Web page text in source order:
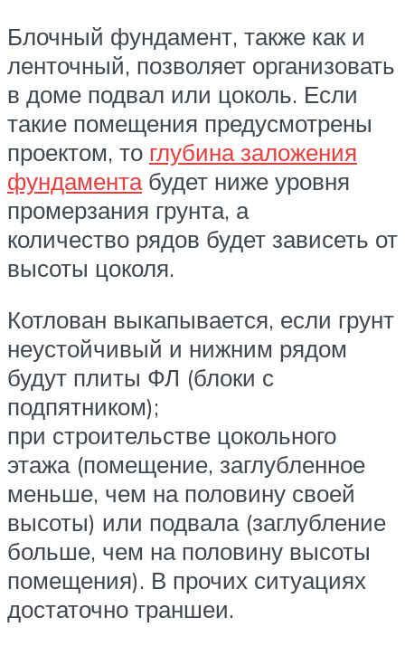
Блочный фундамент, также как и
ленточный, позволяет организовать
в доме подвал или цоколь. Если
такие помещения предусмотрены
проектом, то глубина заложения
фундаментабудет ниже уровня
промерзания грунта, а
количество рядов будет зависеть от
высоты цоколя.
Котлован выкапывается, если грунт
неустойчивый и нижним рядом
будут плиты ФЛ (блоки с
подпятником);
при строительстве цокольного
этажа (помещение, заглубленное
меньше, чем на половину своей
высоты) или подвала (заглубление
больше, чем на половину высоты
помещения). В прочих ситуациях
достаточно траншеи.